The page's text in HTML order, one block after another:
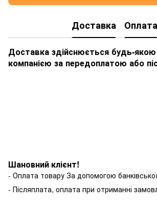
Доставка Оплата
Доставка здійснюється будь-
компанією за передоплатою або
Шановний клієнт!
- Оплата товару За допомогою
- Післяплата, оплата при отриманні